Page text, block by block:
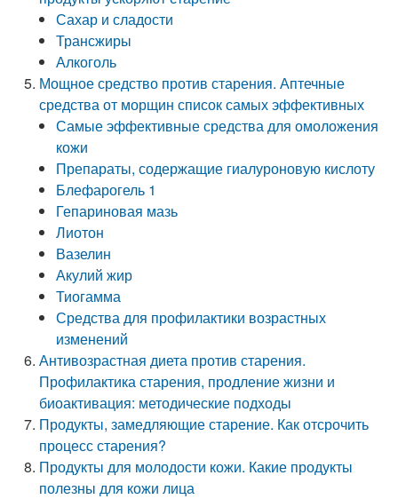
Сахар и сладости
Трансжиры
Алкоголь
Мощное средство против старения. Аптечные
средства от морщин список самых эффективных
Самые эффективные средства для омоложения
кожи
Препараты, содержащие гиалуроновую кислоту
Блефарогель 1
Гепариновая мазь
Лиотон
Вазелин
Акулий жир
Тиогамма
Средства для профилактики возрастных
изменений
Антивозрастная диета против старения.
Профилактика старения, продление жизни и
биоактивация: методические подходы
Продукты, замедляющие старение. Как отсрочить
процесс старения?
Продукты для молодости кожи. Какие продукты
полезны для кожи лица